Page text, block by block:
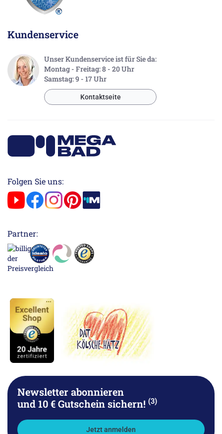
Kundenservice
Unser Kundenservice ist für Sie da:
Montag - Freitag: 8 - 20 Uhr
Samstag: 9 - 17 Uhr
Kontaktseite
Folgen Sie uns:
Partner:
Newsletter abonnieren
und 10 € Gutschein sichern! (3)
Jetzt anmelden